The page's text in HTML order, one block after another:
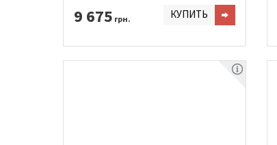
9 675 грн. КУПИТЬ